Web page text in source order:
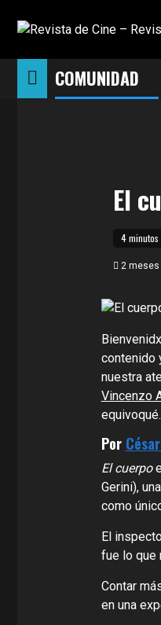
COMUNIDAD
El
4
2 meses
contenido
nuestra
Vincenzo
equivoqué.
Por
El cuerpo
Gerini),
como
El
fue lo que
Contar
en una